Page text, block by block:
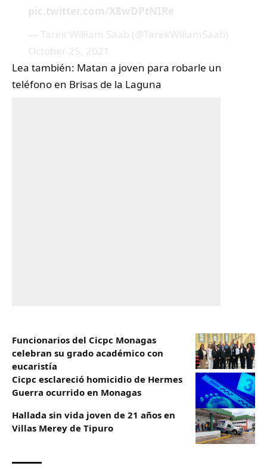
pic.twitter.com/X8wDPtNIRe
— Tarek William Saab (@TarekWiliamSaab)
October 25, 2021
Lea también: Matan a joven para robarle un
teléfono en Brisas de la Laguna
Funcionarios del Cicpc Monagas
celebran su grado académico con
eucaristía
Cicpc esclareció homicidio de Hermes
Guerra ocurrido en Monagas
Hallada sin vida joven de 21 años en
Villas Merey de Tipuro